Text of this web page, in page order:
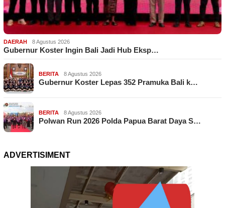
DAERAH 8 Agustus 2026
Gubernur Koster Ingin Bali Jadi Hub Eksp…
BERITA 8 Agustus 2026
Gubernur Koster Lepas 352 Pramuka Bali k…
BERITA 8 Agustus 2026
Polwan Run 2026 Polda Papua Barat Daya S…
ADVERTISIMENT